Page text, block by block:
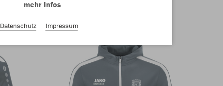
mehr Infos
Datenschutz Impressum